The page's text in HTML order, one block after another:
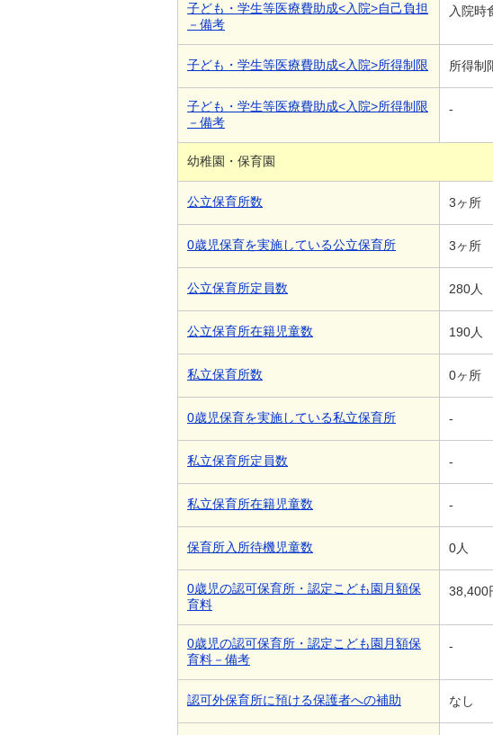
子ども・学生等医療費助成<入院>自己負担
－備考
入院時
子ども・学生等医療費助成<入院>所得制限 所得制
子ども・学生等医療費助成<入院>所得制限
－備考
-
幼稚園・保育園
公立保育所数 3ヶ所
0歳児保育を実施している公立保育所 3ヶ所
公立保育所定員数 280人
公立保育所在籍児童数 190人
私立保育所数 0ヶ所
0歳児保育を実施している私立保育所 -
私立保育所定員数 -
私立保育所在籍児童数 -
保育所入所待機児童数 0人
0歳児の認可保育所・認定こども園月額保
育料
38,400
0歳児の認可保育所・認定こども園月額保
育料－備考
-
認可外保育所に預ける保護者への補助 なし